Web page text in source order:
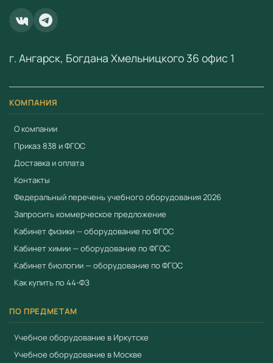
образовательного оборудования по ФГОС с 2018 года.
ИНН 3801158281.
КОМПАНИЯ
О компании
Приказ 838 и ФГОС
Доставка и оплата
Контакты
Федеральный перечень учебного оборудования 2026
Запросить коммерческое предложение
Кабинет физики — оборудование по ФГОС
Кабинет химии — оборудование по ФГОС
Кабинет биологии — оборудование по ФГОС
Как купить по 44-ФЗ
ПО ПРЕДМЕТАМ
Учебное оборудование в Иркутске
Учебное оборудование в Москве
г. Ангарск, Богдана Хмельницкого 36 офис 1